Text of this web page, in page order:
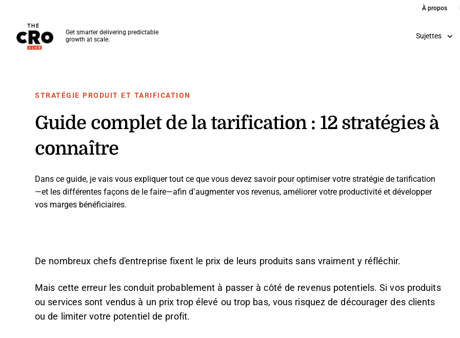
À propos
Get smarter delivering predictable
growth at scale.
Sujettes
STRATÉGIE PRODUIT ET TARIFICATION
Guide complet de la tarification : 12 stratégies à
connaître
Dans ce guide, je vais vous expliquer tout ce que vous devez savoir pour optimiser votre stratégie de tarification
—et les différentes façons de le faire—afin d’augmenter vos revenus, améliorer votre productivité et développer
vos marges bénéficiaires.
De nombreux chefs d'entreprise fixent le prix de leurs produits sans vraiment y réfléchir.
Mais cette erreur les conduit probablement à passer à côté de revenus potentiels. Si vos produits
ou services sont vendus à un prix trop élevé ou trop bas, vous risquez de décourager des clients
ou de limiter votre potentiel de profit.